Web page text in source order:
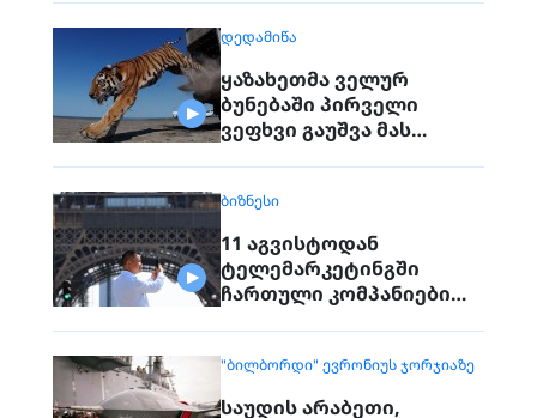
ᲓᲔᲓᲐᲛᲘᲬᲐ
ყაზახეთმა ველურ
ბუნებაში პირველი
ვეფხვი გაუშვა მას
გაქრა თურანული ვეფხვი
ᲑᲘᲖᲜᲔᲡᲘ
11 აგვისტოდან
ტელემარკეტინგში
ჩართული კომპანიები
მოქალაქეებს
"ᲑᲘᲚᲑᲝᲠᲓᲘ" ᲔᲕᲠᲝᲜᲘᲣᲡ ᲯᲝᲠᲯᲘᲐᲖᲔ
საუდის არაბეთი,